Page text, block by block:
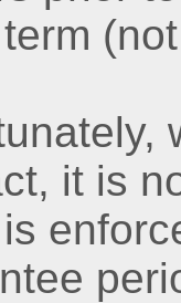
it is